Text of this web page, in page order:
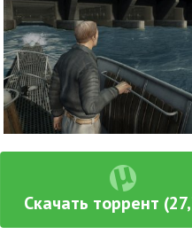
Скачать торрент